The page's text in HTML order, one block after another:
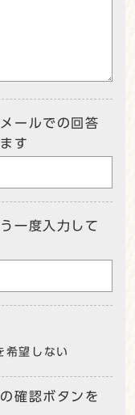
ールでの回答
す
一度入力して
希望しない
確認ボタンを